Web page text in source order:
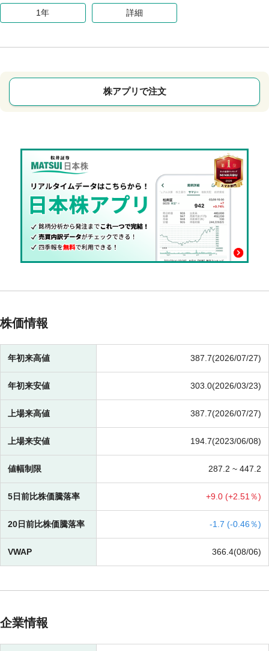
1年 詳細
株アプリで注文
株価情報
年初来高値 387.7(2026/07/27)
年初来安値 303.0(2026/03/23)
上場来高値 387.7(2026/07/27)
上場来安値 194.7(2023/06/08)
値幅制限 287.2 ~ 447.2
5日前比株価騰落率 +9.0 (+2.51％)
20日前比株価騰落率 -1.7 (-0.46％)
VWAP 366.4(08/06)
企業情報